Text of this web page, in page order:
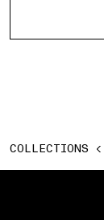
COLLECTIONS